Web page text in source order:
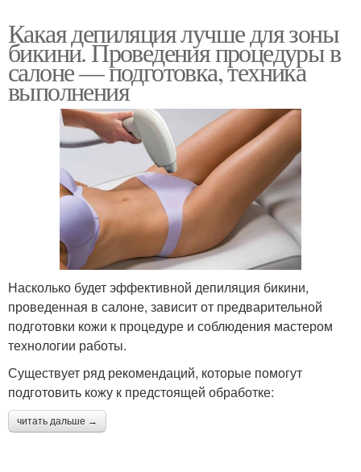
Какая депиляция лучше для зоны
бикини. Проведения процедуры в
салоне — подготовка, техника
выполнения
Насколько будет эффективной депиляция бикини,
проведенная в салоне, зависит от предварительной
подготовки кожи к процедуре и соблюдения мастером
технологии работы.
Существует ряд рекомендаций, которые помогут
подготовить кожу к предстоящей обработке:
читать дальше →